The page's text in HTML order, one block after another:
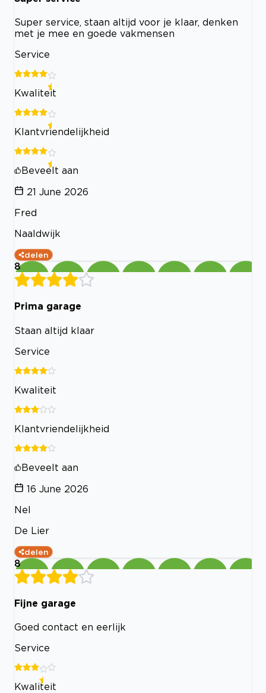
Super service, staan altijd voor je klaar, denken
met je mee en goede vakmensen
Service
Kwaliteit
Klantvriendelijkheid
Beveelt aan
21 June 2026
Fred
Naaldwijk
delen
8
Prima garage
Staan altijd klaar
Service
Kwaliteit
Klantvriendelijkheid
Beveelt aan
16 June 2026
Nel
De Lier
delen
8
Fijne garage
Goed contact en eerlijk
Service
Kwaliteit